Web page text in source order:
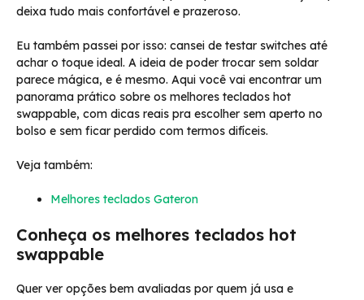
deixa tudo mais confortável e prazeroso.
Eu também passei por isso: cansei de testar switches até
achar o toque ideal. A ideia de poder trocar sem soldar
parece mágica, e é mesmo. Aqui você vai encontrar um
panorama prático sobre os melhores teclados hot
swappable, com dicas reais pra escolher sem aperto no
bolso e sem ficar perdido com termos difíceis.
Veja também:
Melhores teclados Gateron
Conheça os melhores teclados hot
swappable
Quer ver opções bem avaliadas por quem já usa e